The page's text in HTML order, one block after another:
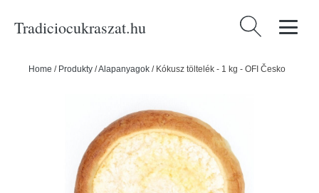
Tradiciocukraszat.hu Keresés:
Home / Produkty /Alapanyagok / Kókusz töltelék - 1 kg - OFI Česko